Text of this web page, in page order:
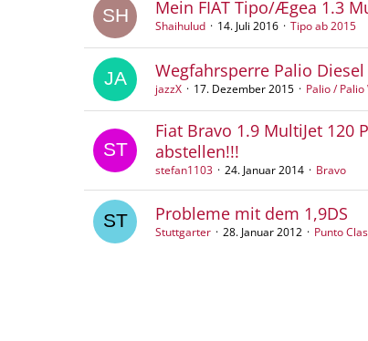
Mein FIAT Tipo/Ægea 1.3
Shaihulud 14. Juli 2016 Tipo ab 2015
Wegfahrsperre Palio
jazzX 17. Dezember 2015 Palio /
Fiat Bravo 1.9 MultiJet 120
abstellen!!!
stefan1103 24. Januar 2014 Bravo
Probleme mit dem 1,9DS
Stuttgarter 28. Januar 2012 Punto